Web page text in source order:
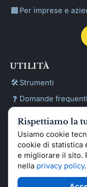
🏢 Per imprese e
UTILITÀ
🛠️ Strumenti
❓ Domande frequenti
🔍 Cerca
🏷️Argomenti (tag)
© STArchetipo · P.IVA
Rispettiamo la
Usiamo cookie
cookie di statistica
e migliorare il sito.
nella privacy policy.